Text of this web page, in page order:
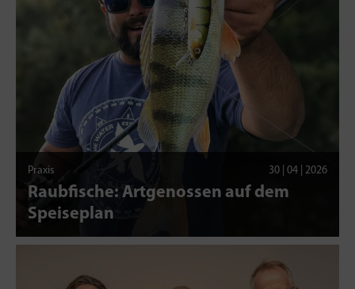
Praxis 30 | 04 | 2026
Raubfische: Artgenossen auf dem
Speiseplan